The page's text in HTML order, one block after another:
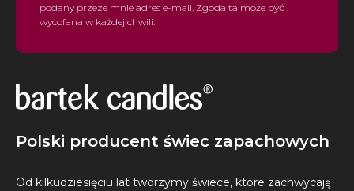
podany przeze mnie adres e-mail. Zgoda ta może być
wycofana w każdej chwili.
Polski producent świec zapachowych
Od kilkudziesięciu lat tworzymy świece, które zachwycają